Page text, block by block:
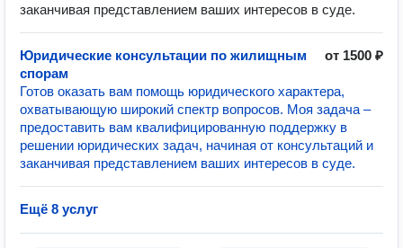
заканчивая представлением ваших интересов в суде.
Юридические консультации по жилищным
спорам
от 1500 ₽
Готов оказать вам помощь юридического характера,
охватывающую широкий спектр вопросов. Моя задача –
предоставить вам квалифицированную поддержку в
решении юридических задач, начиная от консультаций и
заканчивая представлением ваших интересов в суде.
Ещё 8 услуг